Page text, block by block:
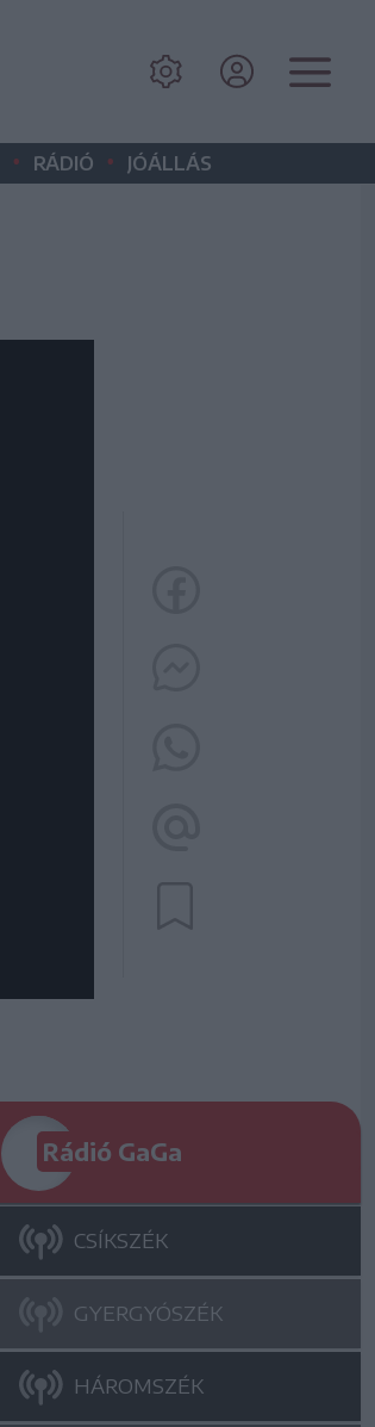
• RÁDIÓ • JÓÁLLÁS
Rádió GaGa
CSÍKSZÉK
GYERGYÓSZÉK
HÁROMSZÉK